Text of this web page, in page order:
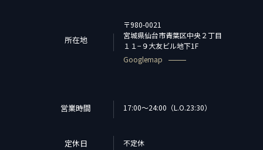
所在地
〒980-0021
宮城県仙台市青葉区中央２丁目
１１−９大友ビル地下1F
Googlemap
営業時間 17:00～24:00（L.O.23:30）
定休日 不定休